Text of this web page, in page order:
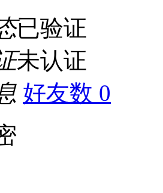
已验证
未认证
好友数 0